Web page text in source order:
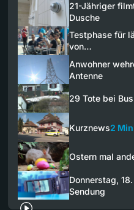
21-Jähriger
Dusche
Testphase für
von…
Anwohner
Antenne
29 Tote bei
Kurznews2 Min
Ostern mal
Donnerstag,
Sendung